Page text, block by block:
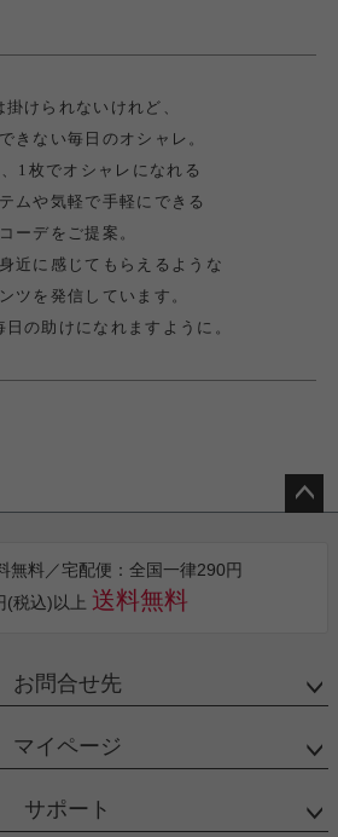
掛けられないけれど、
きない毎日のオシャレ。
1枚でオシャレになれる
ムや気軽で手軽にできる
コーデをご提案。
近に感じてもらえるような
ツを発信しています。
日の助けになれますように。
無料／宅配便：全国一律290円
(税込)以上 送料無料
お問合せ先
マイページ
サポート